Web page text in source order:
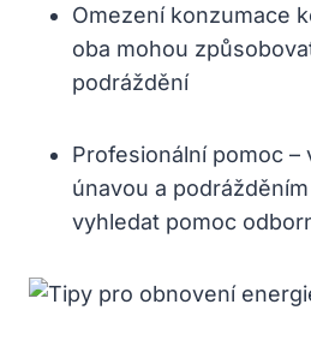
Omezení konzumace
oba mohou
podráždění
Profesionální pomoc –
únavou a
vyhledat pomoc